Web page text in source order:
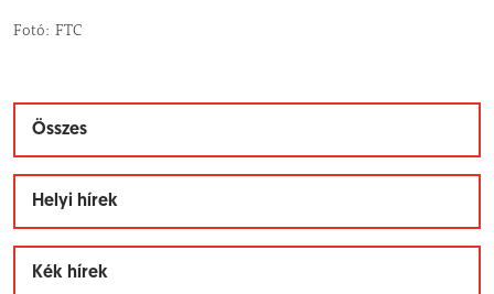
Fotó: FTC
Összes
Helyi hírek
Kék hírek